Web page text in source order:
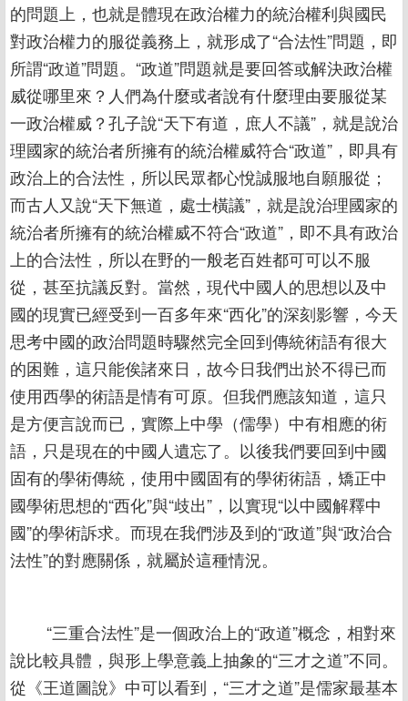
的問題上，也就是體現在政治權力的統治權利與國民
對政治權力的服從義務上，就形成了“合法性”問題，即
所謂“政道”問題。“政道”問題就是要回答或解決政治權
威從哪里來？人們為什麼或者說有什麼理由要服從某
一政治權威？孔子說“天下有道，庶人不議”，就是說治
理國家的統治者所擁有的統治權威符合“政道”，即具有
政治上的合法性，所以民眾都心悅誠服地自願服從；
而古人又說“天下無道，處士橫議”，就是說治理國家的
統治者所擁有的統治權威不符合“政道”，即不具有政治
上的合法性，所以在野的一般老百姓都可可以不服
從，甚至抗議反對。當然，現代中國人的思想以及中
國的現實已經受到一百多年來“西化”的深刻影響，今天
思考中國的政治問題時驟然完全回到傳統術語有很大
的困難，這只能俟諸來日，故今日我們出於不得已而
使用西學的術語是情有可原。但我們應該知道，這只
是方便言說而已，實際上中學（儒學）中有相應的術
語，只是現在的中國人遺忘了。以後我們要回到中國
固有的學術傳統，使用中國固有的學術術語，矯正中
國學術思想的“西化”與“歧出”，以實現“以中國解釋中
國”的學術訴求。而現在我們涉及到的“政道”與“政治合
法性”的對應關係，就屬於這種情況。
“三重合法性”是一個政治上的“政道”概念，相對來
說比較具體，與形上學意義上抽象的“三才之道”不同。
從《王道圖說》中可以看到，“三才之道”是儒家最基本